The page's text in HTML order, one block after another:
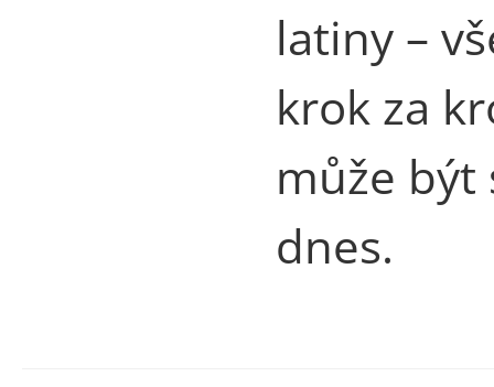
latiny –
krok za
může
dnes.